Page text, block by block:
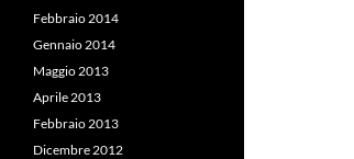
Febbraio 2014
Gennaio 2014
Maggio 2013
Aprile 2013
Febbraio 2013
Dicembre 2012